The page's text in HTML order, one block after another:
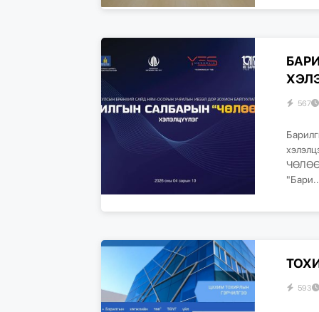
567
593